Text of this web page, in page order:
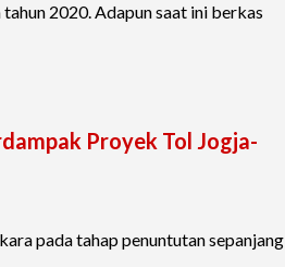
2020. Adapun saat ini berkas
Proyek Tol Jogja-
pada tahap penuntutan sepanjang